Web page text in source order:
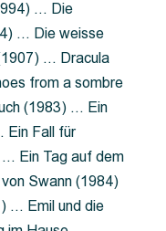
… Die
… Die weisse
… Dracula
from a sombre
(1983) … Ein
Ein Fall für
Ein Tag auf dem
Swann (1984)
… Emil und die